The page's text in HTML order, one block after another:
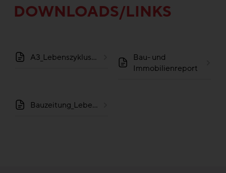
DOWNLOADS/LINKS
A3_Lebenszykluskosten
Bau- und
Immobilienreport
Bauzeitung_Lebenszykluskosten